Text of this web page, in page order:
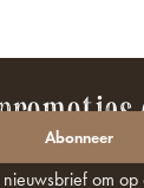
om op
Abonneer